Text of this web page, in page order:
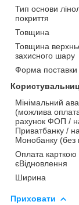
Тип основи
покриття
Товщина
Товщина
захисного шару
Форма поставки
Мінімальний
(можлива
рахунок ФОП /
Приватбанку /
Монобанку (без
Оплата карткою
єВідновлення
Ширина
Приховати